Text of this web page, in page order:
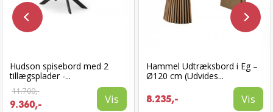
Hudson spisebord med 2
tillægsplader -...
11.700,-
9.360,- Vis
Hammel Udtræksbord i Eg –
Ø120 cm (Udvides...
8.235,- Vis